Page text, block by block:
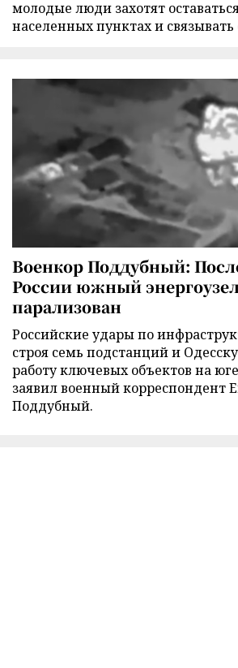
молодые люди захотят
населенных пунктах и
Военкор Поддубный:
России южный
парализован
Российские удары по
строя семь подстанций и
работу ключевых объектов на
заявил военный корреспондент
Поддубный.